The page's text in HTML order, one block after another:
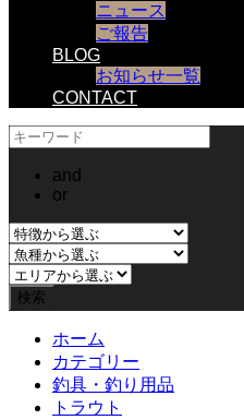
ニュース
ご報告
BLOG
お知らせ一覧
CONTACT
and
or
ホーム
カテゴリー
釣具・釣り用品
トラウト